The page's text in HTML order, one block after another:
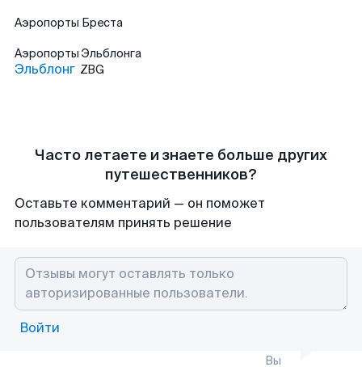
Аэропорты Бреста
Аэропорты Эльблонга
Эльблонг ZBG
Часто летаете и знаете больше других
путешественников?
Оставьте комментарий — он поможет
пользователям принять решение
Войти
Вы